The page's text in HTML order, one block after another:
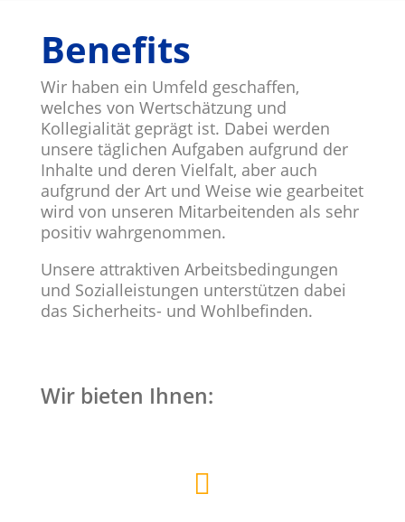
Benefits
Wir haben ein Umfeld geschaffen,
welches von Wertschätzung und
Kollegialität geprägt ist. Dabei werden
unsere täglichen Aufgaben aufgrund der
Inhalte und deren Vielfalt, aber auch
aufgrund der Art und Weise wie gearbeitet
wird von unseren Mitarbeitenden als sehr
positiv wahrgenommen.
Unsere attraktiven Arbeitsbedingungen
und Sozialleistungen unterstützen dabei
das Sicherheits- und Wohlbefinden.
Wir bieten Ihnen:
